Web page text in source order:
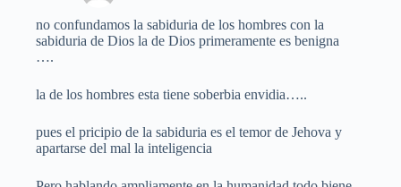
no confundamos la sabiduria de los hombres con la
sabiduria de Dios la de Dios primeramente es benigna
….
la de los hombres esta tiene soberbia envidia…..
pues el pricipio de la sabiduria es el temor de Jehova y
apartarse del mal la inteligencia